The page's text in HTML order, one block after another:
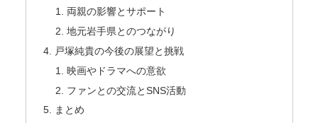
両親の影響とサポート
地元岩手県とのつながり
戸塚純貴の今後の展望と挑戦
映画やドラマへの意欲
ファンとの交流とSNS活動
まとめ